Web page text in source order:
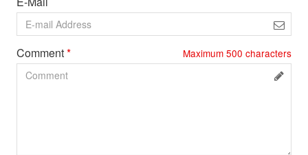
Comment* Maximum 500 characters